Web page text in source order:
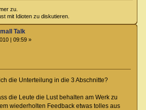
zu.
mit Idioten zu diskutieren.
Talk
| 09:59 »
die Unterteilung in die 3 Abschnitte?
die Leute die Lust behalten am Werk zu
wiederholten Feedback etwas tolles aus